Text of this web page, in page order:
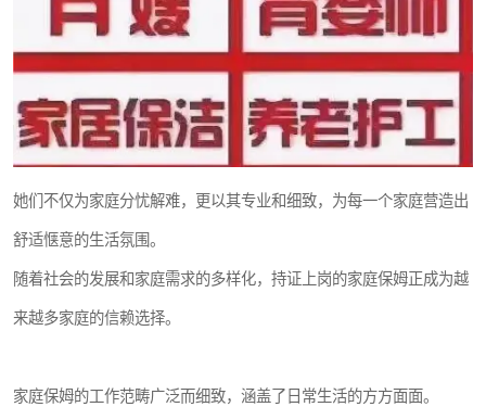
她们不仅为家庭分忧解难，更以其专业和细致，为每一个家庭营造出
舒适惬意的生活氛围。
随着社会的发展和家庭需求的多样化，持证上岗的家庭保姆正成为越
来越多家庭的信赖选择。
家庭保姆的工作范畴广泛而细致，涵盖了日常生活的方方面面。